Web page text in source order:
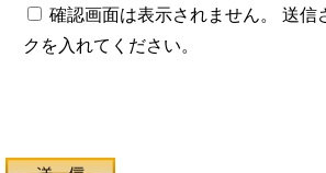
確認画面は表示されません。 送信
クを入れてください。